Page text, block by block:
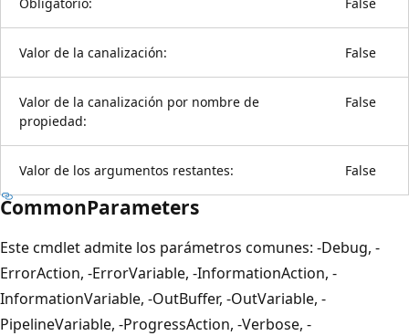
Valor de la canalización: False
Valor de la canalización por nombre de
propiedad:
False
Valor de los argumentos restantes: False
CommonParameters
Este cmdlet admite los parámetros comunes: -Debug, -
ErrorAction, -ErrorVariable, -InformationAction, -
InformationVariable, -OutBuffer, -OutVariable, -
PipelineVariable, -ProgressAction, -Verbose, -